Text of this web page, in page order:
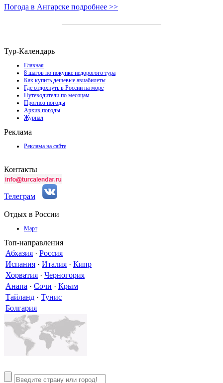
Погода в Ангарске подробнее >>
Тур-Календарь
Главная
8 шагов по покупке недорогого тура
Как купить дешевые авиабилеты
Где отдохнуть в России на море
Путеводители по месяцам
Прогноз погоды
Архив погоды
Журнал
Реклама
Реклама на сайте
Контакты
Телеграм
Отдых в России
Март
Топ-направления
Абхазия · Россия
Испания · Италия · Кипр
Хорватия · Черногория
Анапа · Сочи · Крым
Тайланд · Тунис
Болгария